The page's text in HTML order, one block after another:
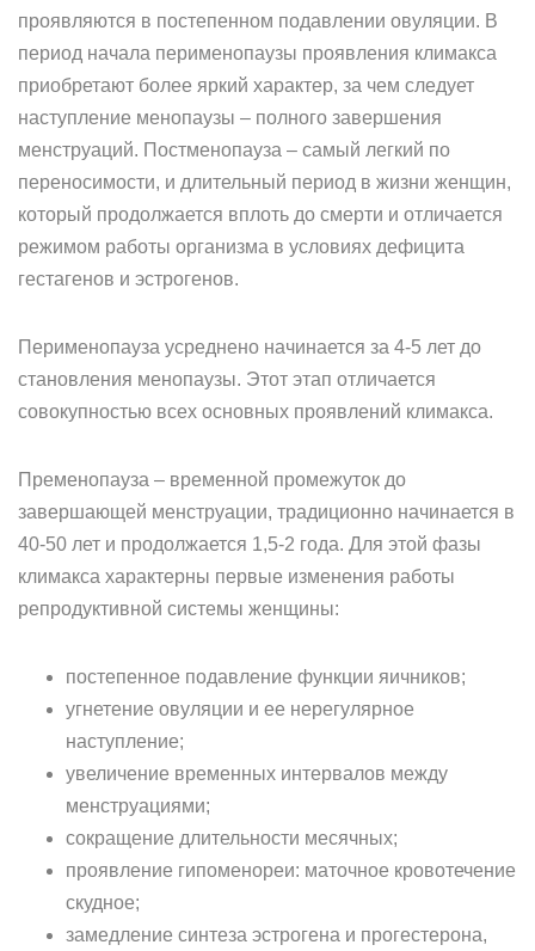
проявляются в постепенном подавлении овуляции. В
период начала перименопаузы проявления климакса
приобретают более яркий характер, за чем следует
наступление менопаузы – полного завершения
менструаций. Постменопауза – самый легкий по
переносимости, и длительный период в жизни женщин,
который продолжается вплоть до смерти и отличается
режимом работы организма в условиях дефицита
гестагенов и эстрогенов.
Перименопауза усреднено начинается за 4-5 лет до
становления менопаузы. Этот этап отличается
совокупностью всех основных проявлений климакса.
Пременопауза – временной промежуток до
завершающей менструации, традиционно начинается в
40-50 лет и продолжается 1,5-2 года. Для этой фазы
климакса характерны первые изменения работы
репродуктивной системы женщины:
постепенное подавление функции яичников;
угнетение овуляции и ее нерегулярное
наступление;
увеличение временных интервалов между
менструациями;
сокращение длительности месячных;
проявление гипоменореи: маточное кровотечение
скудное;
замедление синтеза эстрогена и прогестерона,